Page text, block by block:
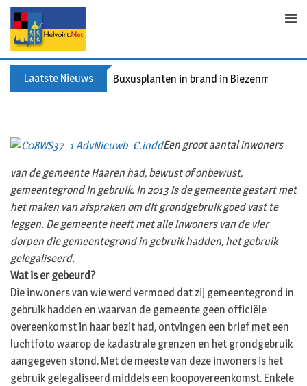
p
Laatste Nieuws Buxusplanten in brand in Biezenmortel,
Een groot aantal inwoners
van de gemeente Haaren had, bewust of onbewust,
gemeentegrond in gebruik. In 2013 is de gemeente gestart met
het maken van afspraken om dit grondgebruik goed vast te
leggen. De gemeente heeft met alle inwoners van de vier
dorpen die gemeentegrond in gebruik hadden, het gebruik
gelegaliseerd.
Wat is er gebeurd?
Die inwoners van wie werd vermoed dat zij gemeentegrond in
gebruik hadden en waarvan de gemeente geen officiële
overeenkomst in haar bezit had, ontvingen een brief met een
luchtfoto waarop de kadastrale grenzen en het grondgebruik
aangegeven stond. Met de meeste van deze inwoners is het
gebruik gelegaliseerd middels een koopovereenkomst. Enkele